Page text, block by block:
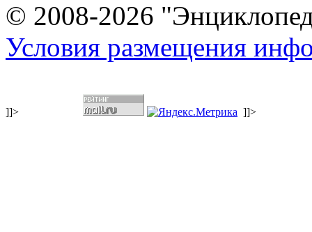
© 2008-2026
Условия размещения
]]> ]]>